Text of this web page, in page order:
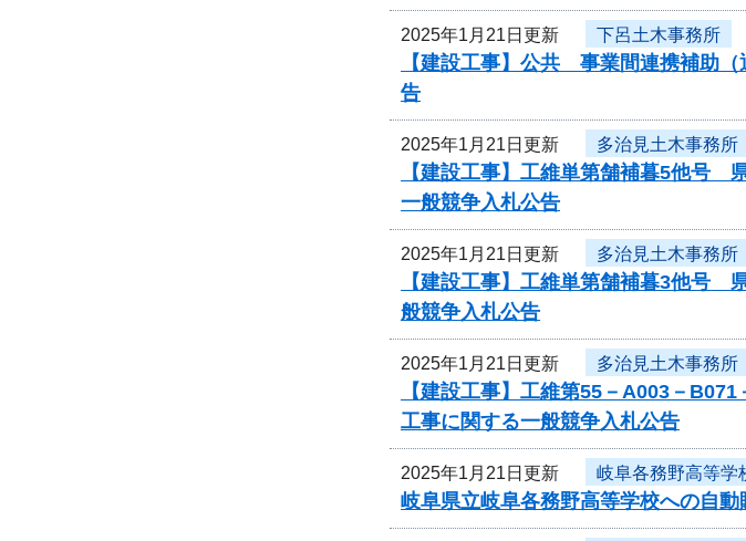
2025年1月21日更新 下呂土木事務所
【建設工事】公共 事業間連携補助
告
2025年1月21日更新 多治見土木事務所
【建設工事】工維単第舗補暮5他号
一般競争入札公告
2025年1月21日更新 多治見土木事務所
【建設工事】工維単第舗補暮3他号
般競争入札公告
2025年1月21日更新 多治見土木事務所
【建設工事】工維第55－A003－
工事に関する一般競争入札公告
2025年1月21日更新 岐阜各務野高等学
岐阜県立岐阜各務野高等学校への自